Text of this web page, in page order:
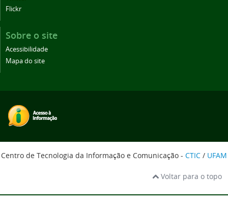
Flickr
Sobre o site
Acessibilidade
Mapa do site
Centro de Tecnologia da Informação e Comunicação - CTIC / UFAM
Voltar para o topo